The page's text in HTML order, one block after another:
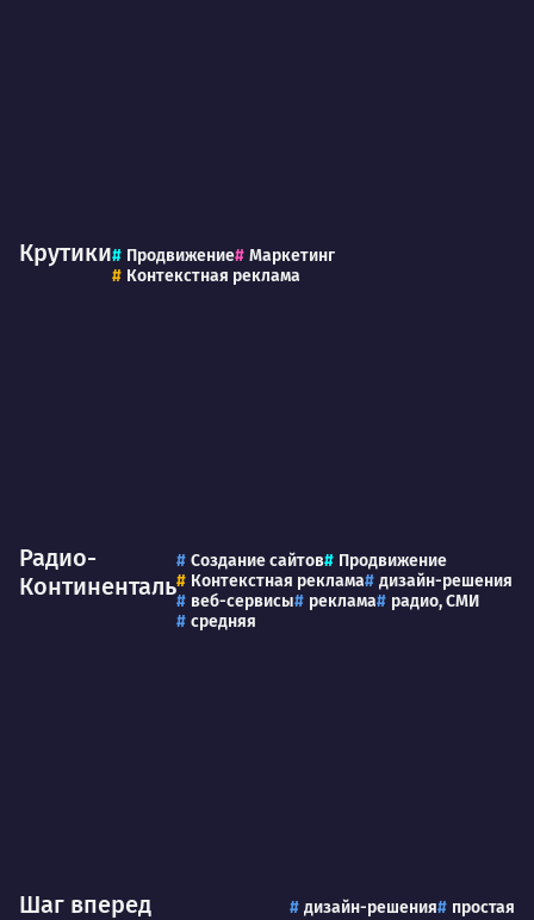
Крутики Продвижение
Маркетинг
Контекстная реклама
Радио-
Континенталь
Создание сайтов
Продвижение
Контекстная реклама
дизайн-решения
веб-сервисы
реклама
радио, СМИ
средняя
Шаг вперед дизайн-решения простая